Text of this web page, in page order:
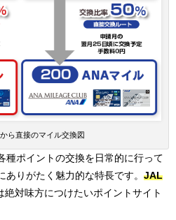
ら直接のマイル交換図
種ポイントの交換を日常的に行って
りがたく魅力的な特長です。 JAL
絶対味方につけたいポイントサイト